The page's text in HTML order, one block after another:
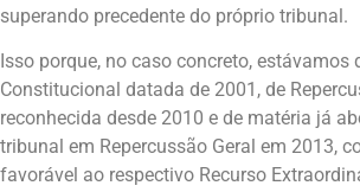
superando precedente do próprio tribunal.
Isso porque, no caso concreto, estávamos
Constitucional datada de 2001, de
reconhecida desde 2010 e de matéria já
tribunal em Repercussão Geral em 2013,
favorável ao respectivo Recurso